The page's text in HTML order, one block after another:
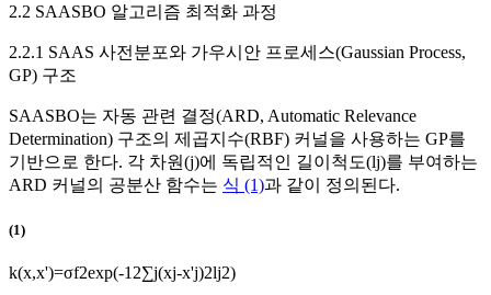
2.2 SAASBO 알고리즘 최적화 과정
2.2.1 SAAS 사전분포와 가우시안 프로세스(Gaussian Process,
GP) 구조
SAASBO는 자동 관련 결정(ARD, Automatic Relevance
Determination) 구조의 제곱지수(RBF) 커널을 사용하는 GP를
기반으로 한다. 각 차원(j)에 독립적인 길이척도(lj)를 부여하는
ARD 커널의 공분산 함수는 식 (1)과 같이 정의된다.
(1)
k(x,x')=σf2exp(-1 2∑j(xj-x'j)2lj2)